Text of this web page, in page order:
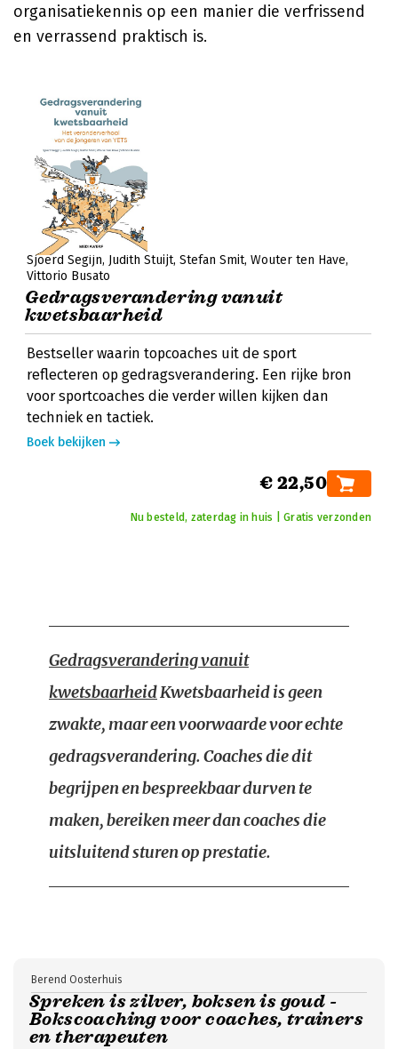
organisatiekennis op een manier die verfrissend
en verrassend praktisch is.
Sjoerd Segijn Judith Stuijt Stefan Smit Wouter ten Have
Vittorio Busato
Gedragsverandering vanuit
kwetsbaarheid
Bestseller waarin topcoaches uit de sport
reflecteren op gedragsverandering. Een rijke bron
voor sportcoaches die verder willen kijken dan
techniek en tactiek.
Boek bekijken
€ 22,50
Nu besteld, zaterdag in huis | Gratis verzonden
Gedragsverandering vanuit
kwetsbaarheidKwetsbaarheid is geen
zwakte, maar een voorwaarde voor echte
gedragsverandering. Coaches die dit
begrijpen en bespreekbaar durven te
maken, bereiken meer dan coaches die
uitsluitend sturen op prestatie.
Spreken is zilver, boksen is goud -
Bokscoaching voor coaches, trainers
en therapeuten
Berend Oosterhuis